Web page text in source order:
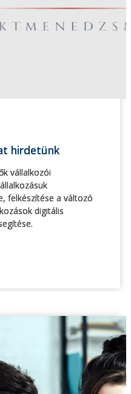
hirdetünk
vállalkozói
felkészítése a változó
digitális